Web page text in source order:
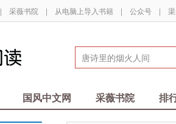
| 采薇书院 | 从电脑上导入书籍 | 公众号 |
国风中文网 采薇书院 排